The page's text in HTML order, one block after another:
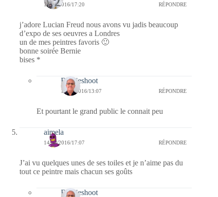
14/03/2016/17:20 RÉPONDRE
j’adore Lucian Freud nous avons vu jadis beaucoup
d’expo de ses oeuvres a Londres
un de mes peintres favoris 🙂
bonne soirée Bernie
bises *
Bernieshoot
17/03/2016/13:07 RÉPONDRE
Et pourtant le grand public le connait peu
aimela
14/03/2016/17:07 RÉPONDRE
J’ai vu quelques unes de ses toiles et je n’aime pas du
tout ce peintre mais chacun ses goûts
Bernieshoot